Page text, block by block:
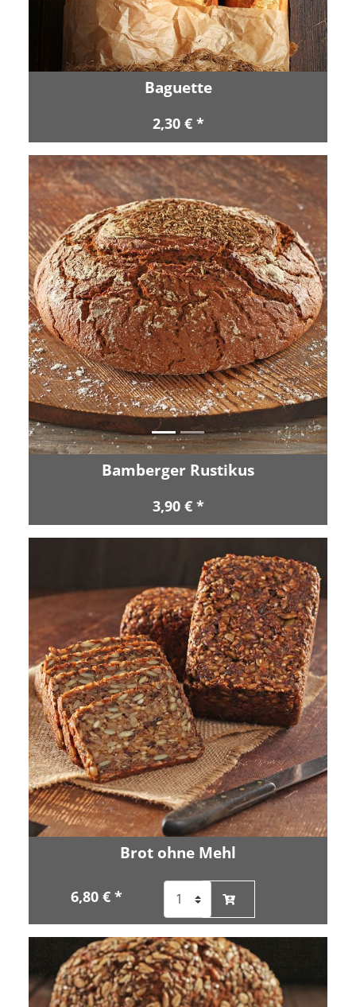
Baguette
2,30 € *
Zurück Vor
Bamberger Rustikus
3,90 € *
Brot ohne Mehl
6,80 € *